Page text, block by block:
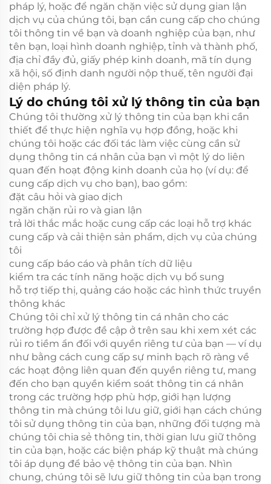
pháp lý, hoặc để ngăn chặn việc sử dụng gian lận
dịch vụ của chúng tôi, bạn cần cung cấp cho chúng
tôi thông tin về bạn và doanh nghiệp của bạn, như
tên bạn, loại hình doanh nghiệp, tỉnh và thành phố,
địa chỉ đầy đủ, giấy phép kinh doanh, mã tín dụng
xã hội, số định danh người nộp thuế, tên người đại
diện pháp lý.
Lý do chúng tôi xử lý thông tin của bạn
Chúng tôi thường xử lý thông tin của bạn khi cần
thiết để thực hiện nghĩa vụ hợp đồng, hoặc khi
chúng tôi hoặc các đối tác làm việc cùng cần sử
dụng thông tin cá nhân của bạn vì một lý do liên
quan đến hoạt động kinh doanh của họ (ví dụ: để
cung cấp dịch vụ cho bạn), bao gồm:
đặt câu hỏi và giao dịch
ngăn chặn rủi ro và gian lận
trả lời thắc mắc hoặc cung cấp các loại hỗ trợ khác
cung cấp và cải thiện sản phẩm, dịch vụ của chúng
tôi
cung cấp báo cáo và phân tích dữ liệu
kiểm tra các tính năng hoặc dịch vụ bổ sung
hỗ trợ tiếp thị, quảng cáo hoặc các hình thức truyền
thông khác
Chúng tôi chỉ xử lý thông tin cá nhân cho các
trường hợp được đề cập ở trên sau khi xem xét các
rủi ro tiềm ẩn đối với quyền riêng tư của bạn — ví dụ
như bằng cách cung cấp sự minh bạch rõ ràng về
các hoạt động liên quan đến quyền riêng tư, mang
đến cho bạn quyền kiểm soát thông tin cá nhân
trong các trường hợp phù hợp, giới hạn lượng
thông tin mà chúng tôi lưu giữ, giới hạn cách chúng
tôi sử dụng thông tin của bạn, những đối tượng mà
chúng tôi chia sẻ thông tin, thời gian lưu giữ thông
tin của bạn, hoặc các biện pháp kỹ thuật mà chúng
tôi áp dụng để bảo vệ thông tin của bạn. Nhìn
chung, chúng tôi sẽ lưu giữ thông tin của bạn trong